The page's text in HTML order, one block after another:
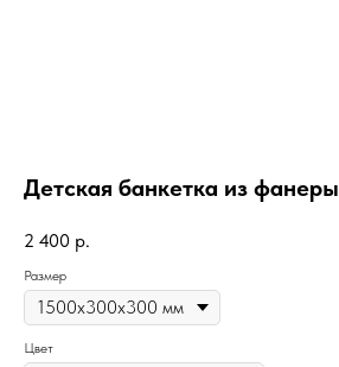
Детская банкетка из фанеры
2 400 р.
Размер
Цвет